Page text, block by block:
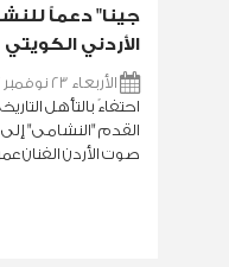
جينا" دعماً
الأردني الكويتي
الأربعاء 23 نوفمبر 2022 7:16 م
احتفاءً بالتأهل
القدم "النشامى"
صوت الأردن الفنان